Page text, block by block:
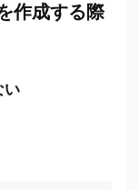
作成する際
い